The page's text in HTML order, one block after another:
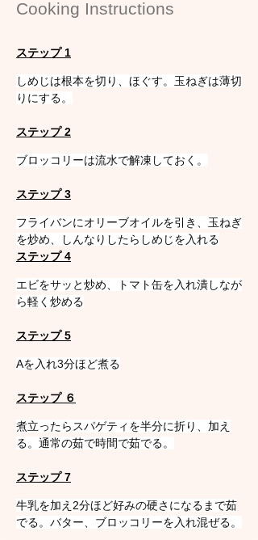
Cooking Instructions
ステップ 1
しめじは根本を切り、ほぐす。玉ねぎは薄切
りにする。
ステップ 2
ブロッコリーは流水で解凍しておく。
ステップ 3
フライバンにオリーブオイルを引き、玉ねぎ
を炒め、しんなりしたらしめじを入れる
ステップ 4
エビをサッと炒め、トマト缶を入れ潰しなが
ら軽く炒める
ステップ 5
Aを入れ3分ほど煮る
ステップ ６
煮立ったらスパゲティを半分に折り、加え
る。通常の茹で時間で茹でる。
ステップ 7
牛乳を加え2分ほど好みの硬さになるまで茹
でる。バター、ブロッコリーを入れ混ぜる。